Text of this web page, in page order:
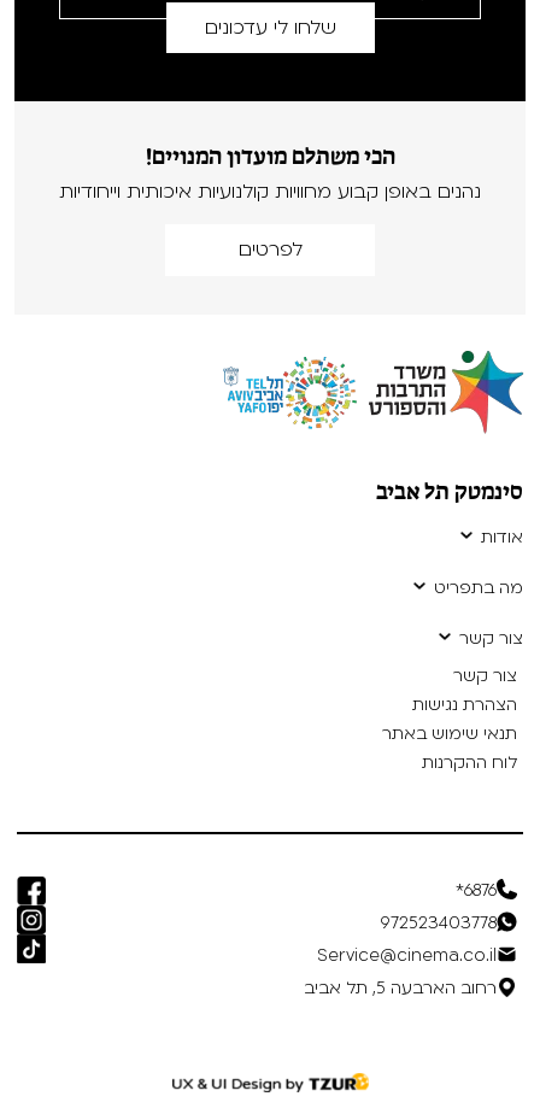
הכי משתלם מועדון המנויים!
נהנים באופן קבוע מחוויות קולנועיות איכותית וייחודיות
לפרטים
סינמטק תל אביב
אודות
מה בתפריט
צור קשר
צור קשר
הצהרת נגישות
תנאי שימוש באתר
לוח ההקרנות
6876*
972523403778
Service@cinema.co.il
רחוב הארבעה 5, תל אביב